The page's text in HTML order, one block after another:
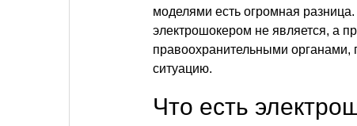
моделями есть огромная
электрошокером не является, а
правоохранительными органами,
ситуацию.
Что есть